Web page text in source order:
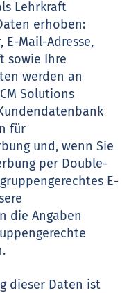
Lehrkraft
erhoben:
E-Mail-Adresse,
sowie Ihre
werden an
Solutions
für
und, wenn Sie
per Double-
E-
die Angaben
dieser Daten ist